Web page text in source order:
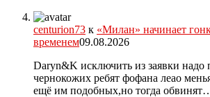
centurion73 к «Милан» начинает
временем09.08.2026
Daryn&K исключить из заявки надо
чернокожих ребят фофана леао
ещё им подобных,но тогда